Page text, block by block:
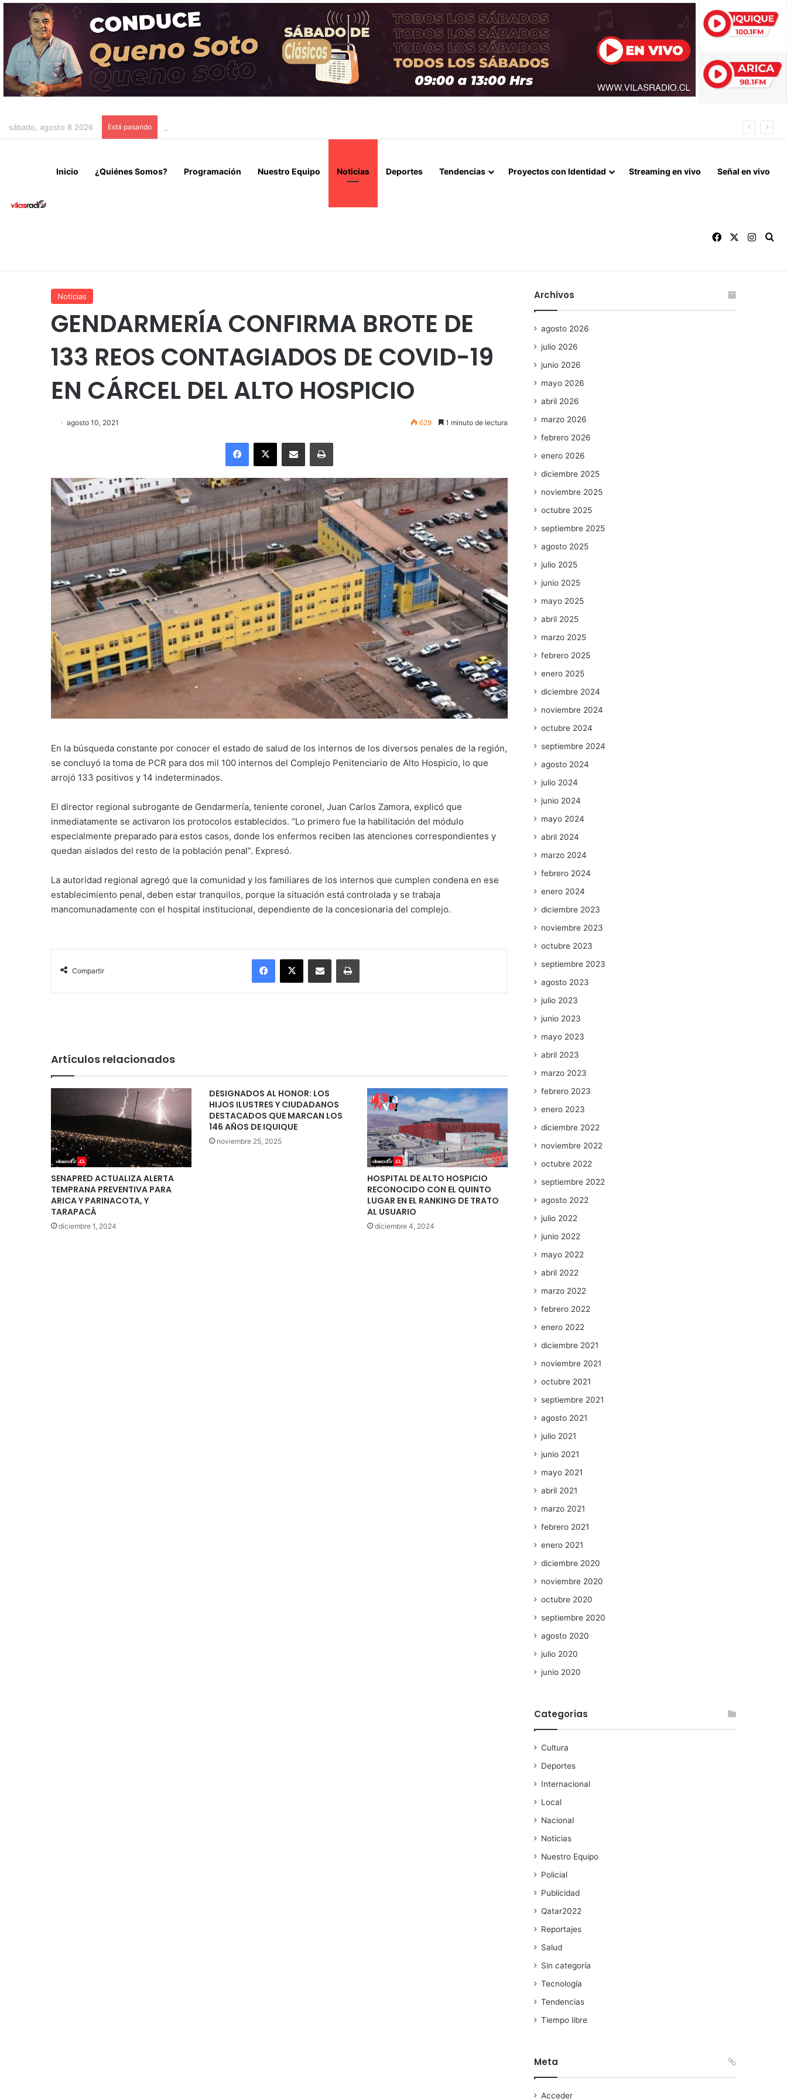
sábado, agosto 8 2026 Está pasando
Inicio ¿Quiénes Somos? Programación Nuestro Equipo Noticias Deportes Tendencias Proyectos con Identidad Streaming en vivo Señal en vivo
Facebook
Noticias
GENDARMERÍA CONFIRMA BROTE DE
133 REOS CONTAGIADOS DE COVID-19
EN CÁRCEL DEL ALTO HOSPICIO
agosto 10, 2021 629 1 minuto de lectura
Facebook
X Enviar vía email Imprimir
En la búsqueda constante por conocer el estado de salud de los internos de los diversos penales de la región,
se concluyó la toma de PCR para dos mil 100 internos del Complejo Penitenciario de Alto Hospicio, lo que
arrojó 133 positivos y 14 indeterminados.
El director regional subrogante de Gendarmería, teniente coronel, Juan Carlos Zamora, explicó que
inmediatamente se activaron los protocolos establecidos. “Lo primero fue la habilitación del módulo
especialmente preparado para estos casos, donde los enfermos reciben las atenciones correspondientes y
quedan aislados del resto de la población penal”. Expresó.
La autoridad regional agregó que la comunidad y los familiares de los internos que cumplen condena en ese
establecimiento penal, deben estar tranquilos, porque la situación está controlada y se trabaja
mancomunadamente con el hospital institucional, dependiente de la concesionaria del complejo.
Compartir
Facebook
X Enviar vía email Imprimir
Artículos relacionados
SENAPRED ACTUALIZA ALERTA
TEMPRANA PREVENTIVA PARA
ARICA Y PARINACOTA, Y
TARAPACÁ
diciembre 1, 2024
DESIGNADOS AL HONOR: LOS
HIJOS ILUSTRES Y CIUDADANOS
DESTACADOS QUE MARCAN LOS
146 AÑOS DE IQUIQUE
noviembre 25, 2025
HOSPITAL DE ALTO HOSPICIO
RECONOCIDO CON EL QUINTO
LUGAR EN EL RANKING DE TRATO
AL USUARIO
diciembre 4, 2024
Archivos
agosto 2026
julio 2026
junio 2026
mayo 2026
abril 2026
marzo 2026
febrero 2026
enero 2026
diciembre 2025
noviembre 2025
octubre 2025
septiembre 2025
agosto 2025
julio 2025
junio 2025
mayo 2025
abril 2025
marzo 2025
febrero 2025
enero 2025
diciembre 2024
noviembre 2024
octubre 2024
septiembre 2024
agosto 2024
julio 2024
junio 2024
mayo 2024
abril 2024
marzo 2024
febrero 2024
enero 2024
diciembre 2023
noviembre 2023
octubre 2023
septiembre 2023
agosto 2023
julio 2023
junio 2023
mayo 2023
abril 2023
marzo 2023
febrero 2023
enero 2023
diciembre 2022
noviembre 2022
octubre 2022
septiembre 2022
agosto 2022
julio 2022
junio 2022
mayo 2022
abril 2022
marzo 2022
febrero 2022
enero 2022
diciembre 2021
noviembre 2021
octubre 2021
septiembre 2021
agosto 2021
julio 2021
junio 2021
mayo 2021
abril 2021
marzo 2021
febrero 2021
enero 2021
diciembre 2020
noviembre 2020
octubre 2020
septiembre 2020
agosto 2020
julio 2020
junio 2020
Categorías
Cultura
Deportes
Internacional
Local
Nacional
Noticias
Nuestro Equipo
Policial
Publicidad
Qatar2022
Reportajes
Salud
Sin categoría
Tecnología
Tendencias
Tiempo libre
Meta
Acceder